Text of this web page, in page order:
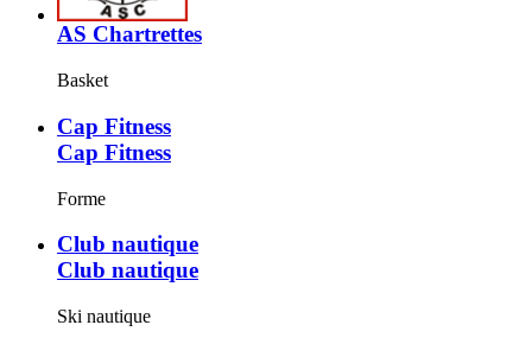
AS Chartrettes
Basket
Cap Fitness
Cap Fitness
Forme
Club nautique
Club nautique
Ski nautique